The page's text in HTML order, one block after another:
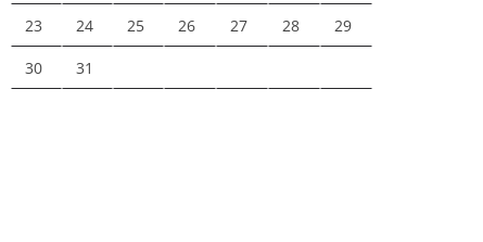
23 24 25 26 27 28 29
30 31